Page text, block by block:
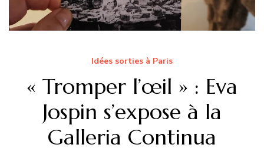
Idées sorties à Paris
« Tromper l’œil » : Eva
Jospin s’expose à la
Galleria Continua